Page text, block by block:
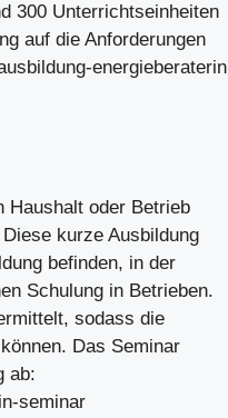
300 Unterrichtseinheiten
auf die Anforderungen
energieberaterin
Haushalt oder Betrieb
kurze Ausbildung
befinden, in der
Schulung in Betrieben.
sodass die
Das Seminar
ab:
seminar